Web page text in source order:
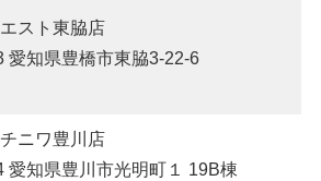
スト東脇店
愛知県豊橋市東脇3-22-6
ニワ豊川店
愛知県豊川市光明町１ 19B棟